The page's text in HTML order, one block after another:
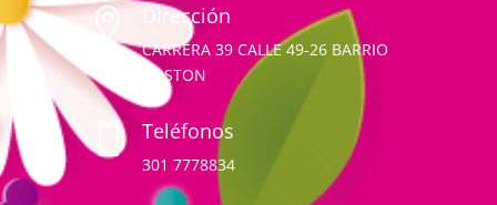
 Dirección
CARRERA 39 CALLE 49-26 BARRIO
BOSTON
 Teléfonos
301 7778834